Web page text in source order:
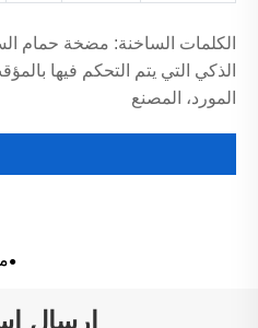
الكلمات الساخنة: مضخة حمام
الذكي التي يتم التحكم فيها
المورد، المصنع
إرسال